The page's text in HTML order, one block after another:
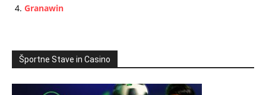
Granawin
Športne Stave in Casino